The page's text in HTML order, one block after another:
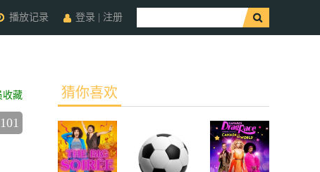
登录 注册
播放记录
收藏
101
猜你喜欢